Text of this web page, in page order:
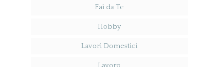
Fai da Te
Hobby
Lavori Domestici